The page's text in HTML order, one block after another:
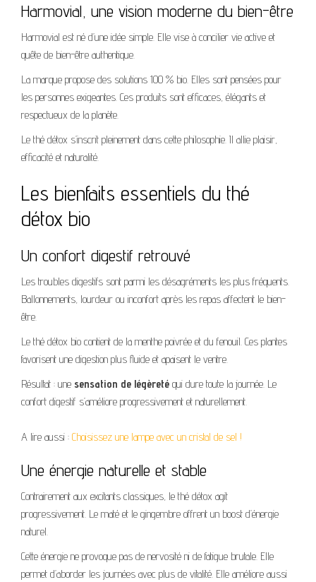
Harmovial, une vision moderne du bien-être
Harmovial est né d’une idée simple. Elle vise à concilier vie active et
quête de bien-être authentique.
La marque propose des solutions 100 % bio. Elles sont pensées pour
les personnes exigeantes. Ces produits sont efficaces, élégants et
respectueux de la planète.
Le thé détox s’inscrit pleinement dans cette philosophie. Il allie plaisir,
efficacité et naturalité.
Les bienfaits essentiels du thé
détox bio
Un confort digestif retrouvé
Les troubles digestifs sont parmi les désagréments les plus fréquents.
Ballonnements, lourdeur ou inconfort après les repas affectent le bien-
être.
Le thé détox bio contient de la menthe poivrée et du fenouil. Ces plantes
favorisent une digestion plus fluide et apaisent le ventre.
Résultat : une sensation de légèreté qui dure toute la journée. Le
confort digestif s’améliore progressivement et naturellement.
A lire aussi : Choisissez une lampe avec un cristal de sel !
Une énergie naturelle et stable
Contrairement aux excitants classiques, le thé détox agit
progressivement. Le maté et le gingembre offrent un boost d’énergie
naturel.
Cette énergie ne provoque pas de nervosité ni de fatigue brutale. Elle
permet d’aborder les journées avec plus de vitalité. Elle améliore aussi